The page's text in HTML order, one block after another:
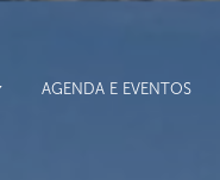
AGENDA E EVENTOS